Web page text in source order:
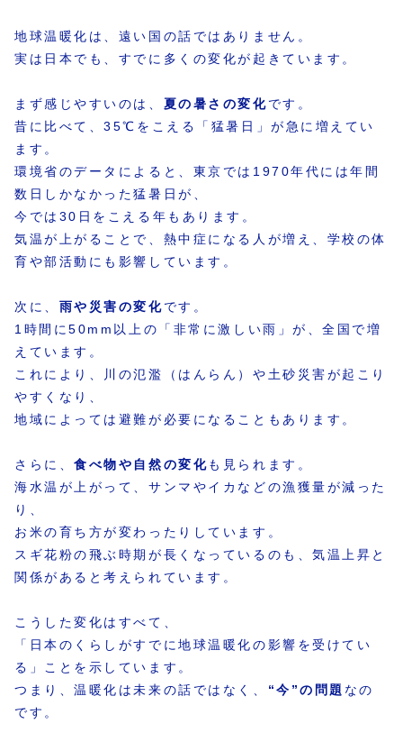
地球温暖化は、遠い国の話ではありません。
実は日本でも、すでに多くの変化が起きています。
まず感じやすいのは、 夏の暑さの変化です。
昔に比べて、35℃をこえる「猛暑日」が急に増えてい
ます。
環境省のデータによると、東京では1970年代には年間
数日しかなかった猛暑日が、
今では30日をこえる年もあります。
気温が上がることで、熱中症になる人が増え、学校の体
育や部活動にも影響しています。
次に、 雨や災害の変化です。
1時間に50mm以上の「非常に激しい雨」が、全国で増
えています。
これにより、川の氾濫（はんらん）や土砂災害が起こり
やすくなり、
地域によっては避難が必要になることもあります。
さらに、食べ物や自然の変化も見られます。
海水温が上がって、サンマやイカなどの漁獲量が減った
り、
お米の育ち方が変わったりしています。
スギ花粉の飛ぶ時期が長くなっているのも、気温上昇と
関係があると考えられています。
こうした変化はすべて、
「日本のくらしがすでに地球温暖化の影響を受けてい
る」ことを示しています。
つまり、温暖化は未来の話ではなく、 “今”の問題 なの
です。